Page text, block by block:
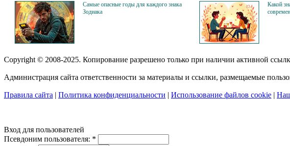
Самые опасные годы для каждого знака
Зодиака
Какой
Copyright © 2008-2025. Копирование разрешено только при наличии активной
Администрация сайта ответственности за материалы и ссылки, размещаемые
Правила сайта | Политика конфиденциальности | Использование файлов cookie |
Вход для пользователей
Псевдоним пользователя: *